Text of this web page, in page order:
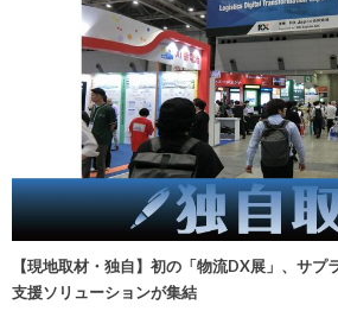
【現地取材・独自】初の「物流DX展」、サプ
支援ソリューションが集結